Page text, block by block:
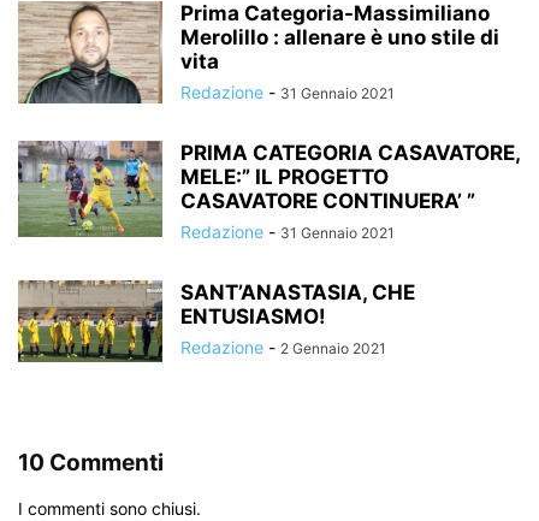
Prima Categoria-Massimiliano
Merolillo : allenare è uno stile di
vita
Redazione - 31 Gennaio 2021
PRIMA CATEGORIA CASAVATORE,
MELE:” IL PROGETTO
CASAVATORE CONTINUERA’ ”
Redazione - 31 Gennaio 2021
SANT’ANASTASIA, CHE
ENTUSIASMO!
Redazione - 2 Gennaio 2021
10 Commenti
I commenti sono chiusi.